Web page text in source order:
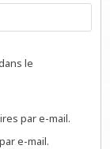
le
par e-mail.
e-mail.